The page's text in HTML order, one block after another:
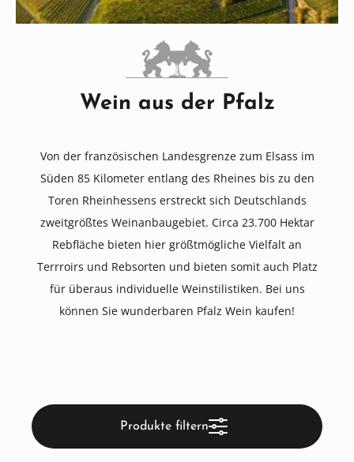
Wein aus der Pfalz
Von der französischen Landesgrenze zum Elsass im
Süden 85 Kilometer entlang des Rheines bis zu den
Toren Rheinhessens erstreckt sich Deutschlands
zweitgrößtes Weinanbaugebiet. Circa 23.700 Hektar
Rebfläche bieten hier größtmögliche Vielfalt an
Terrroirs und Rebsorten und bieten somit auch Platz
für überaus individuelle Weinstilistiken. Bei uns
können Sie wunderbaren Pfalz Wein kaufen!
Produkte filtern